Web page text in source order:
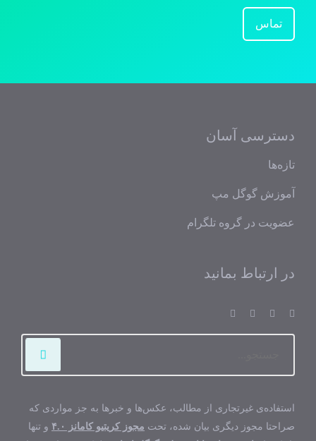
تماس
دسترسی آسان
تازه‌ها
آموزش گوگل مپ
عضویت در گروه تلگرام
در ارتباط بمانید
استفاده‌ی غیرتجاری از مطالب، عکس‌ها و خبرها به جز مواردی که
صراحتا مجوز دیگری بیان شده، تحت مجوز کریتیو کامانز ۴.۰
و تنها